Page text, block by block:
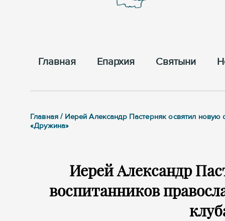
Главная Епархия Cвятыни
Главная / Иерей Александр Пастерняк освятил
«Дружина»
Иерей Александр
воспитанников